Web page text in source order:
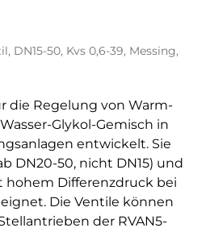
DN15-50, Kvs 0,6-39, Messing,
die Regelung von Warm-
Glykol-Gemisch in
entwickelt. Sie
DN20-50, nicht DN15) und
hohem Differenzdruck bei
Die Ventile können
der RVAN5-